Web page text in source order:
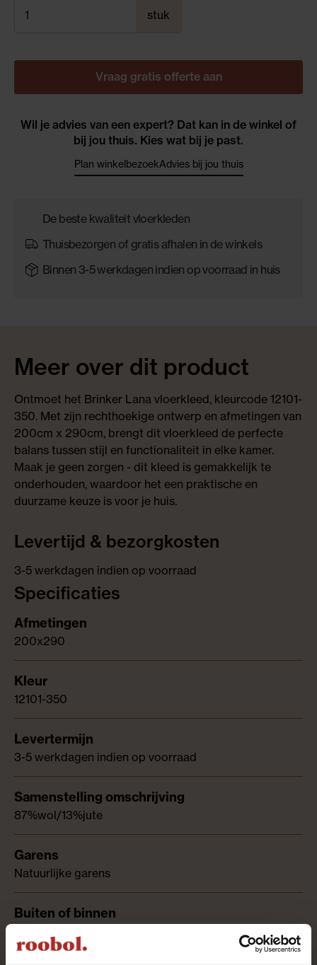
stuk
Vraag gratis offerte aan
Wil je advies van een expert? Dat kan in de winkel of
bij jou thuis. Kies wat bij je past.
Plan winkelbezoekAdvies bij jou thuis
De beste kwaliteit vloerkleden
Thuisbezorgen of gratis afhalen in de winkels
Binnen 3-5 werkdagen indien op voorraad in huis
Meer over dit product
Ontmoet het Brinker Lana vloerkleed, kleurcode 12101-
350. Met zijn rechthoekige ontwerp en afmetingen van
200cm x 290cm, brengt dit vloerkleed de perfecte
balans tussen stijl en functionaliteit in elke kamer.
Maak je geen zorgen - dit kleed is gemakkelijk te
onderhouden, waardoor het een praktische en
duurzame keuze is voor je huis.
Levertijd & bezorgkosten
3-5 werkdagen indien op voorraad
Specificaties
200x290
12101-350
3-5 werkdagen indien op voorraad
87%wol/13%jute
Natuurlijke garens